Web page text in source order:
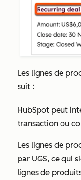
Les lignes de
suit :
HubSpot peut
transaction ou
Les lignes de
par UGS, ce qui
lignes de